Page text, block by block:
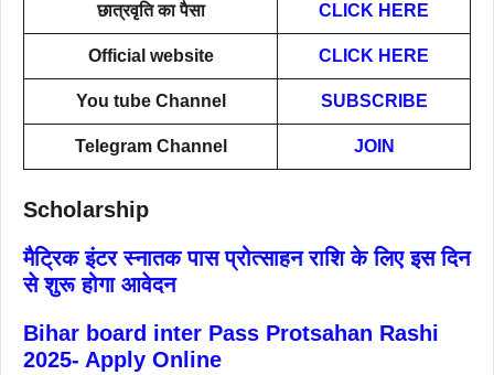
छात्रवृति का पैसा CLICK HERE
Official website CLICK HERE
You tube Channel SUBSCRIBE
Telegram Channel JOIN
Scholarship
मैट्रिक इंटर स्नातक पास प्रोत्साहन राशि के लिए इस दिन
से शुरू होगा आवेदन
Bihar board inter Pass Protsahan Rashi
2025- Apply Online